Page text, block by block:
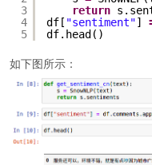
3
4
5
return
df[ "sentiment"]
df.head()
如下图所示：